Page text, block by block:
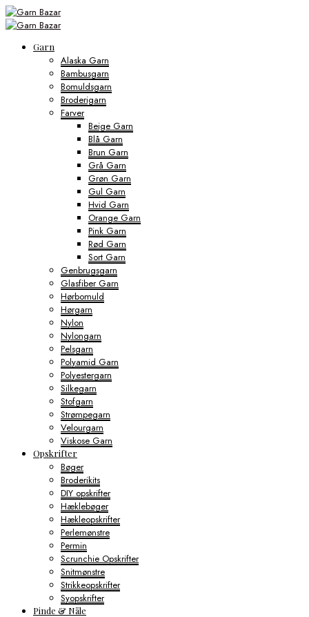
Garn
Alaska Garn
Bambusgarn
Bomuldsgarn
Broderigarn
Farver
Beige Garn
Blå Garn
Brun Garn
Grå Garn
Grøn Garn
Gul Garn
Hvid Garn
Orange Garn
Pink Garn
Rød Garn
Sort Garn
Genbrugsgarn
Glasfiber Garn
Hørbomuld
Hørgarn
Nylon
Nylongarn
Pelsgarn
Polyamid Garn
Polyestergarn
Silkegarn
Stofgarn
Strømpegarn
Velourgarn
Viskose Garn
Opskrifter
Bøger
Broderikits
DIY opskrifter
Hæklebøger
Hækleopskrifter
Perlemønstre
Permin
Scrunchie Opskrifter
Snitmønstre
Strikkeopskrifter
Syopskrifter
Pinde & Nåle